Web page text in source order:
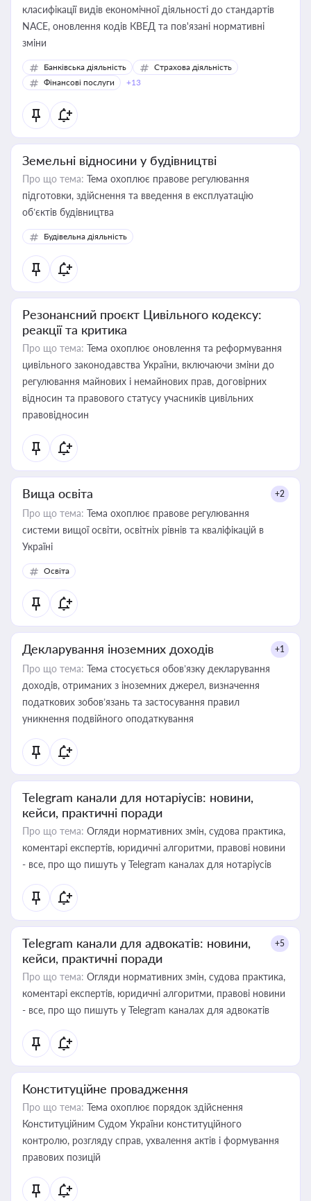
класифікації видів економічної діяльності до стандартів
NACE, оновлення кодів КВЕД та пов'язані нормативні
зміни
Банківська діяльність
Страхова діяльність
Фінансові послуги
+13
Земельні відносини у будівництві
Про що тема: Тема охоплює правове регулювання
підготовки, здійснення та введення в експлуатацію
об’єктів будівництва
Будівельна діяльність
Резонансний проєкт Цивільного кодексу:
реакції та критика
Про що тема: Тема охоплює оновлення та реформування
цивільного законодавства України, включаючи зміни до
регулювання майнових і немайнових прав, договірних
відносин та правового статусу учасників цивільних
правовідносин
Вища освіта +2
Про що тема: Тема охоплює правове регулювання
системи вищої освіти, освітніх рівнів та кваліфікацій в
Україні
Освіта
Декларування іноземних доходів +1
Про що тема: Тема стосується обов’язку декларування
доходів, отриманих з іноземних джерел, визначення
податкових зобов’язань та застосування правил
уникнення подвійного оподаткування
Telegram канали для нотаріусів: новини,
кейси, практичні поради
Про що тема: Огляди нормативних змін, судова практика,
коментарі експертів, юридичні алгоритми, правові новини
- все, про що пишуть у Telegram каналах для нотаріусів
Telegram канали для адвокатів: новини,
кейси, практичні поради
+5
Про що тема: Огляди нормативних змін, судова практика,
коментарі експертів, юридичні алгоритми, правові новини
- все, про що пишуть у Telegram каналах для адвокатів
Конституційне провадження
Про що тема: Тема охоплює порядок здійснення
Конституційним Судом України конституційного
контролю, розгляду справ, ухвалення актів і формування
правових позицій